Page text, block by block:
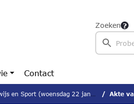
Zoeken
Contact
Sport (woensdag 22 januari 2025) Akte